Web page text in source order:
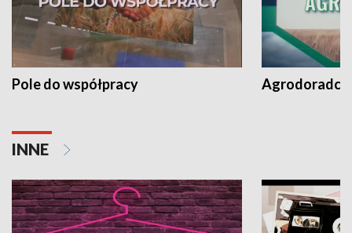
Pole do współpracy Agrodoradcy
INNE